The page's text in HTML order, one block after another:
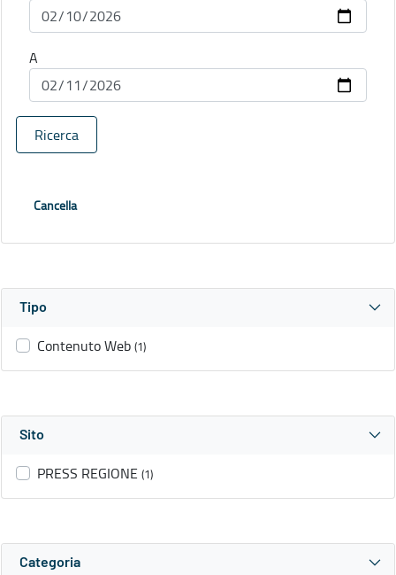
A
Ricerca
Cancella
Tipo
Contenuto Web (1)
Sito
PRESS REGIONE (1)
Categoria